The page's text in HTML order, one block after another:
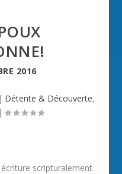
2016
| Détente & Découverte,
|
écriture scripturalement